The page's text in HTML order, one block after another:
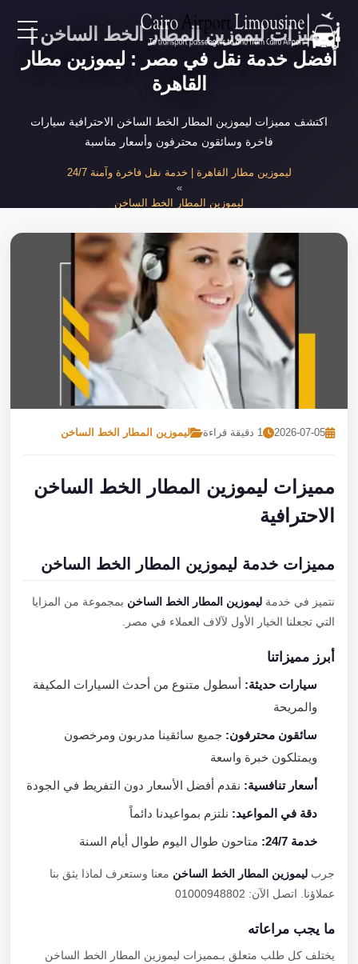
خدمات المطار
نحن
مميزات ليموزين المطار الخط الساخن |
أفضل خدمة نقل في مصر : ليموزين مطار
القاهرة
اكتشف مميزات ليموزين المطار الخط الساخن الاحترافية سيارات
فاخرة وسائقون محترفون وأسعار مناسبة
ليموزين مطار القاهرة | خدمة نقل فاخرة وآمنة 24/7
ليموزين المطار الخط الساخن
مميزات ليموزين المطار الخط الساخن الاحتر...
2026-07-05 1 دقيقة قراءة ليموزين المطار الخط الساخن
مميزات ليموزين المطار الخط الساخن
الاحترافية
مميزات خدمة ليموزين المطار الخط الساخن
نتميز في خدمةليموزين المطار الخط الساخنبمجموعة من المزايا
التي تجعلنا الخيار الأول لآلاف العملاء في مصر.
أبرز مميزاتنا
سيارات حديثة:أسطول متنوع من أحدث السيارات المكيفة
والمريحة
سائقون محترفون:جميع سائقينا مدربون ومرخصون
ويمتلكون خبرة واسعة
أسعار تنافسية:نقدم أفضل الأسعار دون التفريط في الجودة
دقة في المواعيد:نلتزم بمواعيدنا دائماً
خدمة 24/7: متاحون طوال اليوم طوال أيام السنة
جربليموزين المطار الخط الساخنمعنا وستعرف لماذا يثق بنا
عملاؤنا. اتصل الآن: 01000948802
ما يجب مراعاته
يختلف كل طلب متعلق بـمميزات ليموزين المطار الخط الساخن